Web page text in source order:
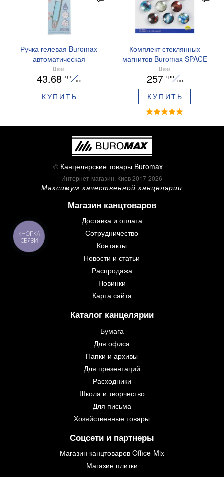
Ручка гелевая Buromax
автоматическая
ARABESKI 0.5 мм
ароматизированный грипп
синие чернила в блистере
BM.8379-02
Цена
43.68 грн
шт
КУПИТЬ
Комплект стеклянных
магнитов Buromax SPACE
12 шт 30 мм BM.0048
Цена
257 грн
шт
КУПИТЬ
© Канцелярские товары Buromax
Интернет-магазин, Киев 2017-2026
Максимум качественной канцелярии
Магазин канцтоваров
Доставка и оплата
Сотрудничество
Контакты
Новости и статьи
Распродажа
Новинки
Карта сайта
Каталог канцелярии
Бумага
Для офиса
Папки и архивы
Для презентаций
Расходники
Школа и творчество
Для письма
Хозяйственные товары
Соцсети и партнеры
Магазин канцтоваров Office-Mix
Магазин плитки
КНОПКА
СВЯЗИ